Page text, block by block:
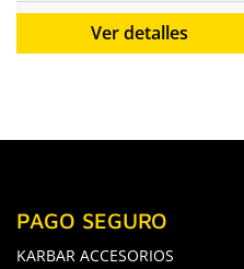
Ver detalles
PAGO SEGURO
KARBAR ACCESORIOS